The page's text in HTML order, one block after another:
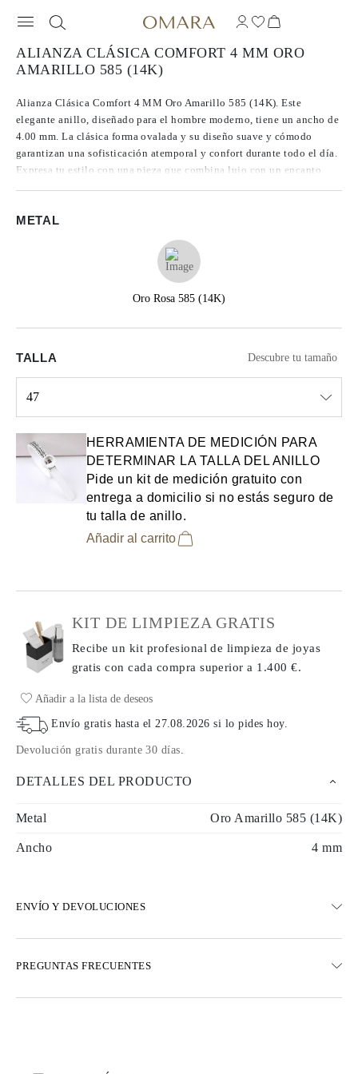
ALIANZA CLÁSICA COMFORT 4 MM ORO
AMARILLO 585 (14K)
Alianza Clásica Comfort 4 MM Oro Amarillo 585 (14K). Este
elegante anillo, diseñado para el hombre moderno, tiene un ancho de
4.00 mm. La clásica forma ovalada y su diseño suave y cómodo
garantizan una sofisticación atemporal y confort durante todo el día.
Expresa tu estilo con una pieza que combina lujo con un encanto
METAL
Oro Rosa 585 (14K)
TALLA Descubre tu tamaño
47
HERRAMIENTA DE MEDICIÓN PARA
DETERMINAR LA TALLA DEL ANILLO
Pide un kit de medición gratuito con
entrega a domicilio si no estás seguro de
tu talla de anillo.
Añadir al carrito
KIT DE LIMPIEZA GRATIS
Recibe un kit profesional de limpieza de joyas
gratis con cada comprasuperior a 1.400 €.
Añadir a la lista de deseos
Envío gratis hasta el27.08.2026 si lo pides hoy.
Devolución gratis durante 30 días.
DETALLES DEL PRODUCTO
Metal Oro Amarillo 585 (14K)
Ancho 4 mm
ENVÍO Y DEVOLUCIONES
Opciones de entrega exprés también están disponibles
PREGUNTAS FRECUENTES